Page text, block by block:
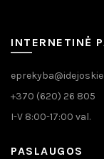
INTERNETINĖ
+370 (620) 26 805
I-V 8:00-17:00 val.
PASLAUGOS